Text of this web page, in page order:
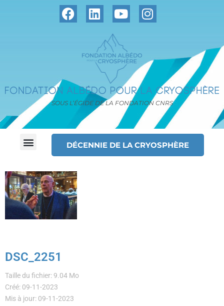
SOUS L’ÉGIDE DE LA FONDATION CNRS
DÉCENNIE DE LA CRYOSPHÈRE
DSC_2251
Taille du fichier: 9.04 Mo
Créé: 09-11-2023
Mis à jour: 09-11-2023